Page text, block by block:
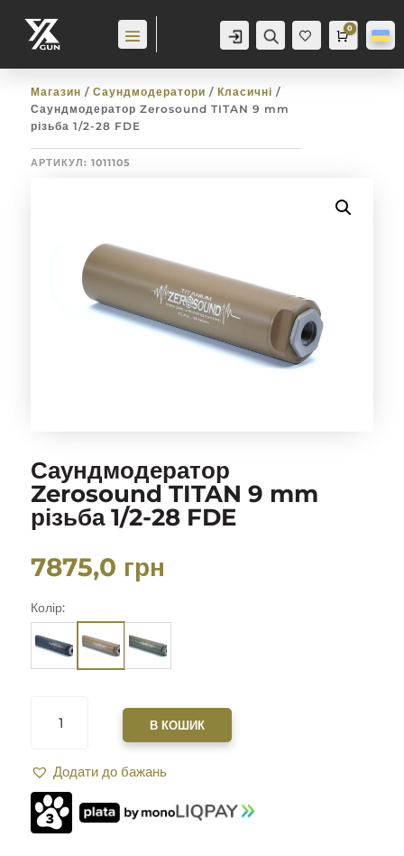
Аккаунт Пошук
Баж
анн
Cart
0
0,0грн
Магазин / Саундмодератори / Класичні /
Саундмодератор Zerosound TITAN 9 mm
різьба 1/2-28 FDE
АРТИКУЛ: 1011105
Саундмодератор
Zerosound TITAN 9 mm
різьба 1/2-28 FDE
7875,0 грн
Колір:
ZEROSOUND
MM
РІЗЬБА
1/2-
28
В КОШИК
Додати до бажань